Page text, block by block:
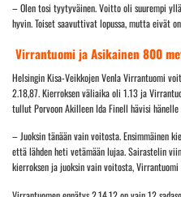
– Olen tosi tyytyväinen. Voitto oli suurempi
hyvin. Toiset saavuttivat lopussa, mutta eivät
Virrantuomi ja Asikainen 800
Helsingin Kisa-Veikkojen Venla Virrantuomi
2.18,87. Kierroksen väliaika oli 1.13 ja
tullut Porvoon Akilleen Ida Finell hävisi
– Juoksin tänään vain voitosta. Ensimmäinen
että lähden heti vetämään lujaa. Sairastelin
kierroksen ja juoksin vain voitosta,